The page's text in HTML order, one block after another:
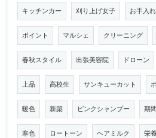
キッチンカー 刈り上げ女子 お手入れ
ポイント マルシェ クリーニング
春秋スタイル 出張美容院 ドローン
上品 高校生 サンキューカット
暖色 新築 ピンクシャンプー 期
寒色 ロートーン ヘアミルク 栄養